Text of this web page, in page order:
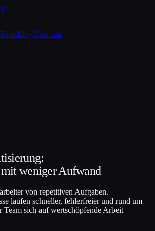
ToolsBlogÜber uns
weniger Aufwand
von repetitiven Aufgaben.
laufen schneller, fehlerfreier und rund um
sich auf wertschöpfende Arbeit